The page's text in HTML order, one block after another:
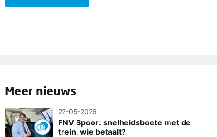
Meer nieuws
22-05-2026
FNV Spoor: snelheidsboete met de
trein, wie betaalt?